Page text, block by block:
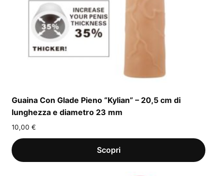
Guaina Con Glade Pieno “Kylian” – 20,5 cm di
lunghezza e diametro 23 mm
10,00 €